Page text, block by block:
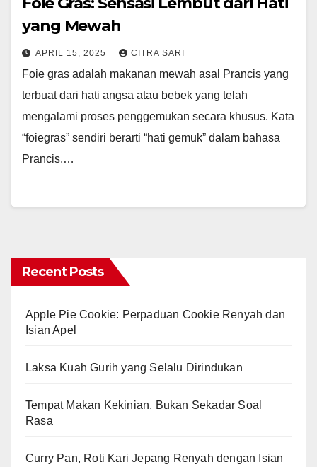
yang Mewah
APRIL 15, 2025 CITRA SARI
Foie gras adalah makanan mewah asal Prancis yang
terbuat dari hati angsa atau bebek yang telah
mengalami proses penggemukan secara khusus. Kata
“foiegras” sendiri berarti “hati gemuk” dalam bahasa
Prancis.…
Recent Posts
Apple Pie Cookie: Perpaduan Cookie Renyah dan
Isian Apel
Laksa Kuah Gurih yang Selalu Dirindukan
Tempat Makan Kekinian, Bukan Sekadar Soal
Rasa
Curry Pan, Roti Kari Jepang Renyah dengan Isian